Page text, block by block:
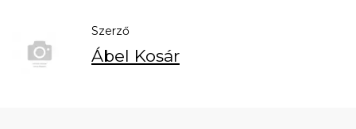
Szerző
Ábel Kosár